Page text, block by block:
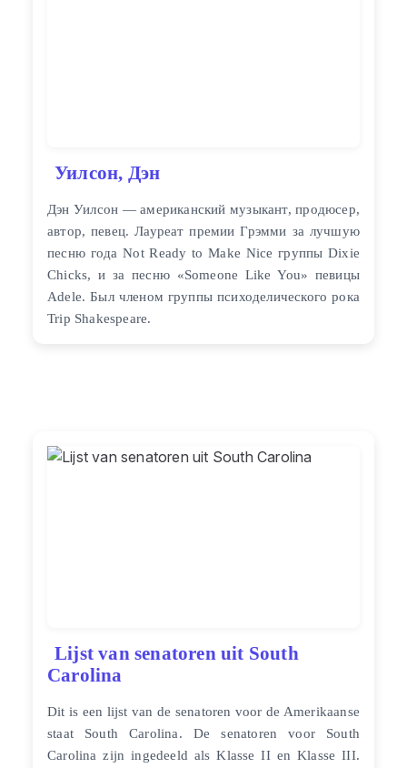
Уилсон, Дэн
Дэн Уилсон — американский музыкант, продюсер,
автор, певец. Лауреат премии Грэмми за лучшую
песню года Not Ready to Make Nice группы Dixie
Chicks, и за песню «Someone Like You» певицы
Adele. Был членом группы психоделического рока
Trip Shakespeare.
Lijst van senatoren uit South
Carolina
Dit is een lijst van de senatoren voor de Amerikaanse
staat South Carolina. De senatoren voor South
Carolina zijn ingedeeld als Klasse II en Klasse III.